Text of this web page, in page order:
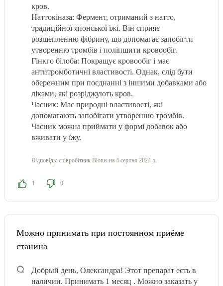
кров.
Наттокіназа: Фермент, отриманий з натто,
традиційної японської їжі. Він сприяє
розщепленню фібрину, що допомагає запобігти
утворенню тромбів і поліпшити кровообіг.
Гінкго білоба: Покращує кровообіг і має
антитромботичні властивості. Однак, слід бути
обережним при поєднанні з іншими добавками або
ліками, які розріджують кров.
Часник: Має природні властивості, які
допомагають запобігати утворенню тромбів.
Часник можна приймати у формі добавок або
вживати у їжу.
Відповідь: співробітник Biotus на 4 серпня 2024 р.
1 0
Можно принимать при постоянном приёме
станина
Добрый день, Олександра! Этот препарат есть в
наличии. Принимать 1 месяц . Можно заказать у